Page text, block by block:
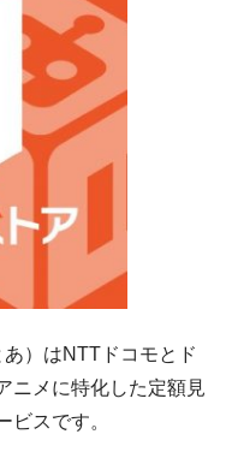
）はNTTドコモとド
ニメに特化した定額見
ビスです。